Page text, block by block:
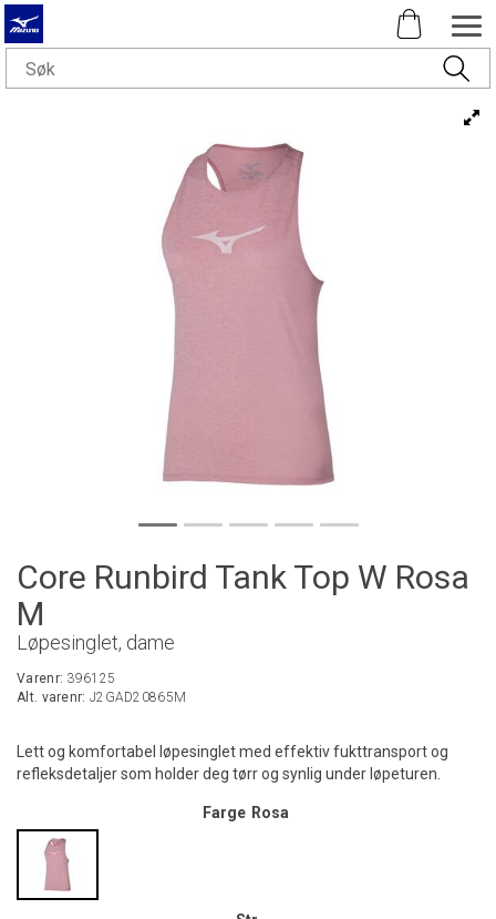
Core Runbird Tank Top W Rosa
M
Løpesinglet, dame
Varenr: 396125
Alt. varenr: J2GAD20865M
Lett og komfortabel løpesinglet med effektiv fukttransport og
refleksdetaljer som holder deg tørr og synlig under løpeturen.
Farge Rosa